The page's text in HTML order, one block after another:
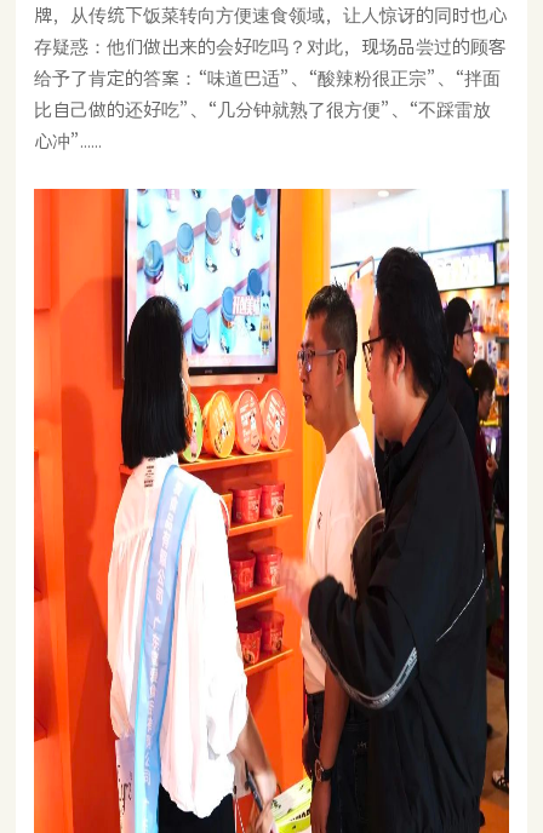
牌，从传统下饭菜转向方便速食领域，让人惊讶的同时也心
存疑惑：他们做出来的会好吃吗？对此，现场品尝过的顾客
给予了肯定的答案：“味道巴适”、“酸辣粉很正宗”、“拌面
比自己做的还好吃”、“几分钟就熟了很方便”、“不踩雷放
心冲”......